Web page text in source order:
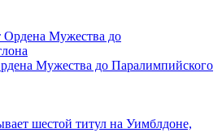
Мужества до Паралимпийского